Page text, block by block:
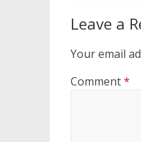
Leave a
Your email
Comment*